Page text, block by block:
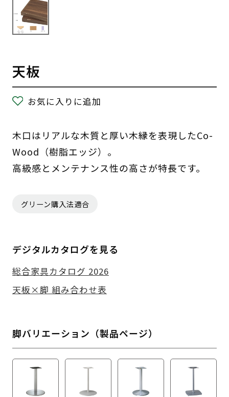
天板
お気に入りに追加
木口はリアルな木質と厚い木縁を表現したCo-
Wood（樹脂エッジ）。
高級感とメンテナンス性の高さが特長です。
グリーン購入法適合
デジタルカタログを見る
総合家具カタログ 2026
天板×脚 組み合わせ表
脚バリエーション（製品ページ）